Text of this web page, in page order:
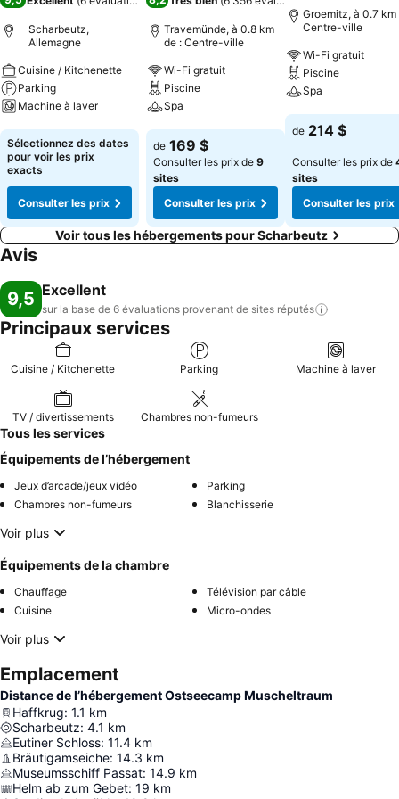
Scharbeutz,
Allemagne
Cuisine / Kitchenette
Parking
Machine à laver
Consulter les prix
Sélectionnez des dates
pour voir les prix
exacts
Consulter les prix
Travemünde, à 0.8 km
de : Centre-ville
Wi-Fi gratuit
Piscine
Spa
Consulter les prix
de 169 $
Consulter les prix de 9
sites
Consulter les prix
Groemitz, à 0.7 km
Centre-ville
Wi-Fi gratuit
Piscine
Spa
Consulter les
de 214 $
Consulter les prix de
sites
Consulter les prix
Voir tous les hébergements pour Scharbeutz
Avis
9,5 Excellent
sur la base de 6 évaluations provenant de sites réputés
Principaux services
Cuisine / Kitchenette Parking Machine à laver
TV / divertissements Chambres non-fumeurs
Tous les services
Équipements de l’hébergement
Jeux d’arcade/jeux vidéo
Parking
Chambres non-fumeurs
Blanchisserie
Voir plus
Équipements de la chambre
Chauffage
Télévision par câble
Cuisine
Micro-ondes
Voir plus
Emplacement
Distance de l’hébergement Ostseecamp Muscheltraum
Haffkrug: 1.1 km
Scharbeutz: 4.1 km
Eutiner Schloss: 11.4 km
Bräutigamseiche: 14.3 km
Museumsschiff Passat: 14.9 km
Helm ab zum Gebet: 19 km